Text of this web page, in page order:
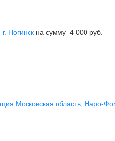
Ногинск на сумму 4 000 руб.
Московская область, Наро-